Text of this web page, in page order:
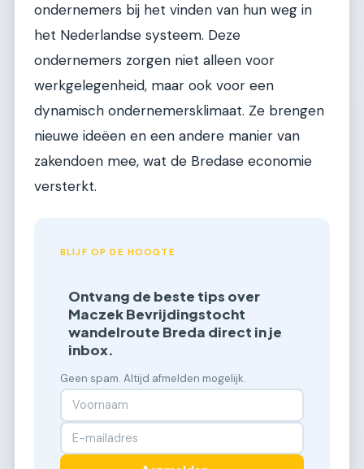
ondernemers bij het vinden van hun weg in
het Nederlandse systeem. Deze
ondernemers zorgen niet alleen voor
werkgelegenheid, maar ook voor een
dynamisch ondernemersklimaat. Ze brengen
nieuwe ideëen en een andere manier van
zakendoen mee, wat de Bredase economie
versterkt.
BLIJF OP DE HOOGTE
Ontvang de beste tips over
Maczek Bevrijdingstocht
wandelroute Breda direct in je
inbox.
Geen spam. Altijd afmelden mogelijk.